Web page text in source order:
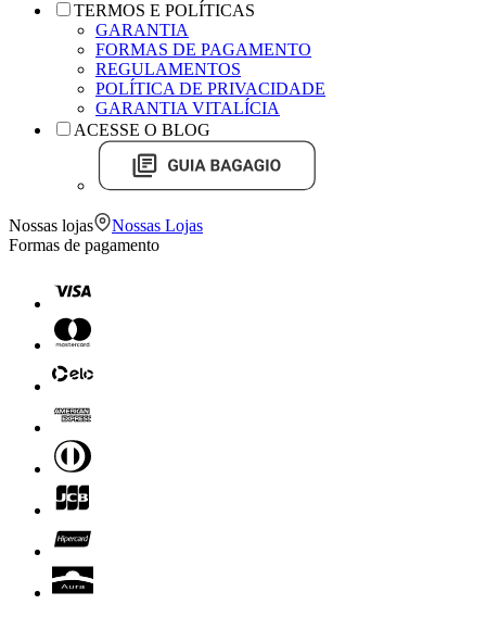
TERMOS E POLÍTICAS
GARANTIA
FORMAS DE PAGAMENTO
REGULAMENTOS
POLÍTICA DE PRIVACIDADE
GARANTIA VITALÍCIA
ACESSE O BLOG
Nossas lojas
Nossas Lojas
Formas de pagamento